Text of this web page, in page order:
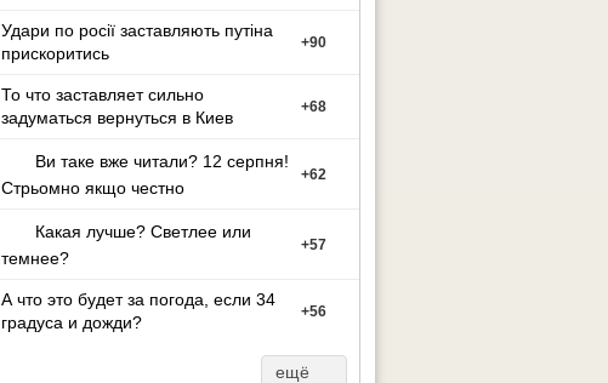
Удари по росії заставляють путіна
прискоритись
+90
То что заставляет сильно
задуматься вернуться в Киев
+68
Ви таке вже читали? 12 серпня!
Стрьомно якщо честно
+62
Какая лучше? Светлее или
темнее?
+57
А что это будет за погода, если 34
градуса и дожди?
+56
ещё